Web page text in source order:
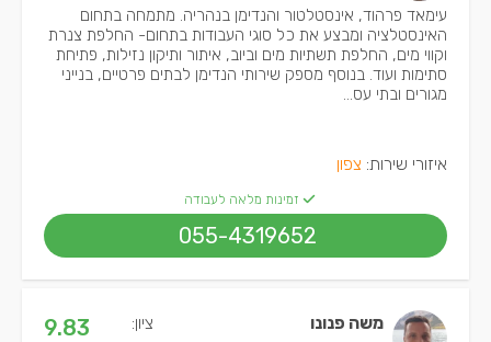
עימאד פרהוד, אינסטלטור והנדימן בנהריה. מתמחה בתחום
האינסטלציה ומבצע את כל סוגי העבודות בתחום- החלפת צנרת
וקווי מים, החלפת תשתיות מים וביוב, איתור ותיקון נזילות, פתיחת
סתימות ועוד. בנוסף מספק שירותי הנדימן לבתים פרטיים, בנייני
מגורים ובתי עס...
איזורי שירות: צפון
זמינות מלאה לעבודה
055-4319652
משה פנונו ציון: 9.83